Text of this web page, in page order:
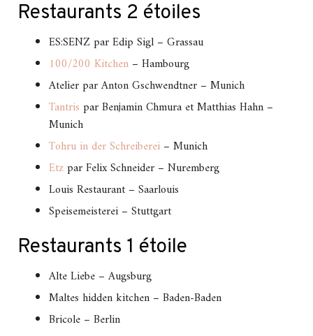
Restaurants 2 étoiles
ES:SENZ par Edip Sigl – Grassau
100/200 Kitchen – Hambourg
Atelier par Anton Gschwendtner – Munich
Tantris par Benjamin Chmura et Matthias Hahn –
Munich
Tohru in der Schreiberei – Munich
Etzpar Felix Schneider – Nuremberg
Louis Restaurant – Saarlouis
Speisemeisterei – Stuttgart
Restaurants 1 étoile
Alte Liebe – Augsburg
Maltes hidden kitchen – Baden-Baden
Bricole – Berlin